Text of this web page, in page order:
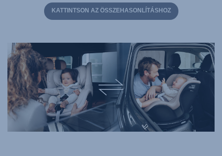
KATTINTSON AZ ÖSSZEHASONLÍTÁSHOZ